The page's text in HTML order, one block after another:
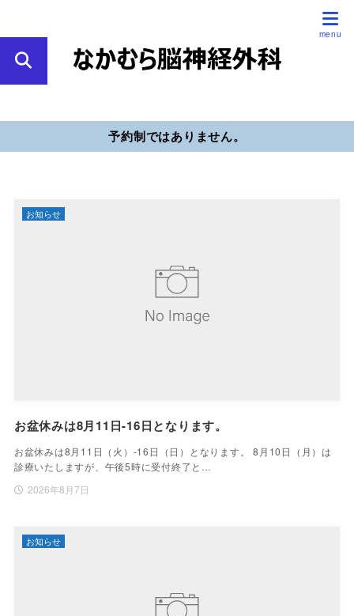
予約制ではありません。
お盆休みは8月11日-16日となります。
お盆休みは8月11日（火）-16日（日）となります。 8月10日（月）は
診療いたしますが、午後5時に受付終了と…
2026年8月7日
お知らせ
お知らせ